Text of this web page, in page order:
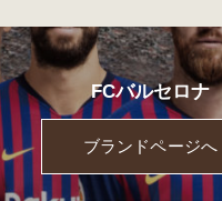
FCバルセロナ
ブランドページへ